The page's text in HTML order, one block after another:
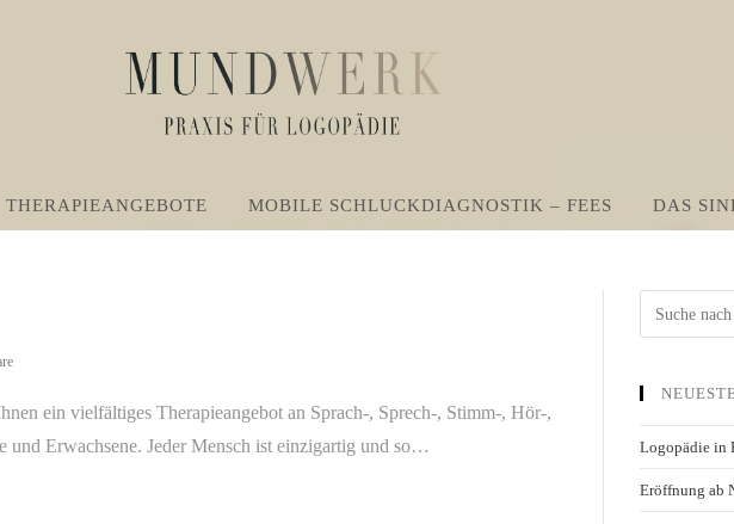
THERAPIEANGEBOTE MOBILE SCHLUCKDIAGNOSTIK – FEES DAS
ein vielfältiges Therapieangebot an Sprach-, Sprech-, Stimm-, Hör-,
Erwachsene. Jeder Mensch ist einzigartig und so…
Logopädie in
Eröffnung ab